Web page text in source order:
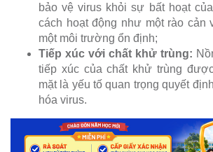
bảo vệ virus khỏi sự bất hoạt
cách hoạt động như một rào cản
một môi trường ổn định;
Tiếp xúc với chất khử trùng:
tiếp xúc của chất khử trùng
mặt là yếu tố quan trọng quyết
hóa virus.